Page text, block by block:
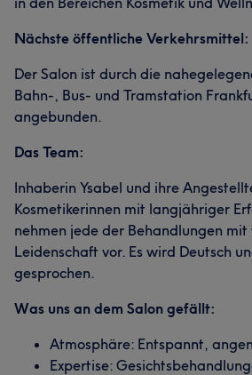
Nächste öffentliche Verkehrsmittel:
Der Salon ist durch die
Bahn-, Bus- und Tramstation
angebunden.
Das Team:
Inhaberin Ysabel und ihre
Kosmetikerinnen mit langjähriger
nehmen jede der Behandlungen mit
Leidenschaft vor. Es wird Deutsch
gesprochen.
Was uns an dem Salon gefällt:
Atmosphäre: Entspannt,
Expertise: